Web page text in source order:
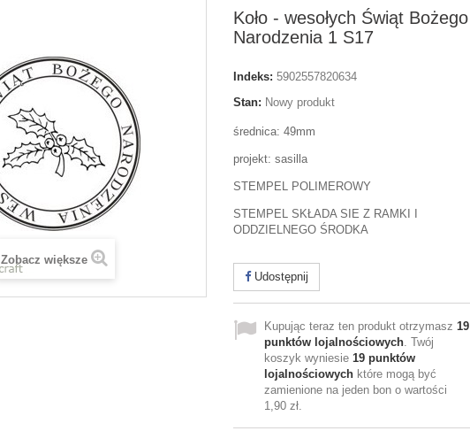
Zobacz większe
Koło - wesołych Świąt Bożego
Narodzenia 1 S17
Indeks: 5902557820634
Stan: Nowy produkt
średnica: 49mm
projekt: sasilla
STEMPEL POLIMEROWY
STEMPEL SKŁADA SIE Z RAMKI I
ODDZIELNEGO ŚRODKA
Udostępnij
Kupując teraz ten produkt otrzymasz 19
punktów lojalnościowych. Twój
koszyk wyniesie 19 punktów
lojalnościowych które mogą być
zamienione na jeden bon o wartości
1,90 zł.